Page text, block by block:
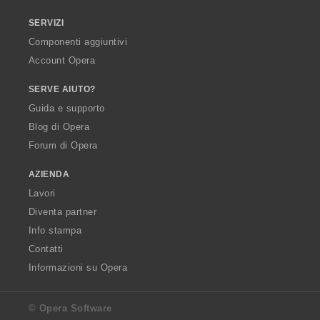
SERVIZI
Componenti aggiuntivi
Account Opera
SERVE AIUTO?
Guida e supporto
Blog di Opera
Forum di Opera
AZIENDA
Lavori
Diventa partner
Info stampa
Contatti
Informazioni su Opera
© Opera Software